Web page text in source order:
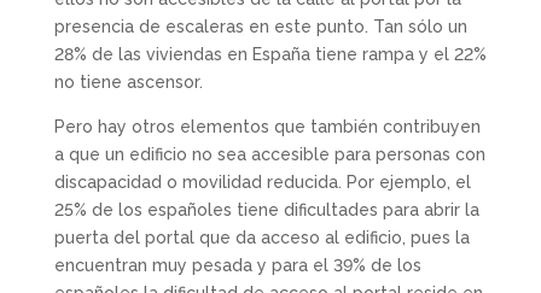
presencia de escaleras en este punto. Tan sólo un
28% de las viviendas en España tiene rampa y el 22%
no tiene ascensor.
Pero hay otros elementos que también contribuyen
a que un edificio no sea accesible para personas con
discapacidad o movilidad reducida. Por ejemplo, el
25% de los españoles tiene dificultades para abrir la
puerta del portal que da acceso al edificio, pues la
encuentran muy pesada y para el 39% de los